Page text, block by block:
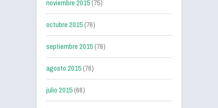
noviembre 2015(75)
octubre 2015(76)
septiembre 2015(78)
agosto 2015(76)
julio 2015(66)